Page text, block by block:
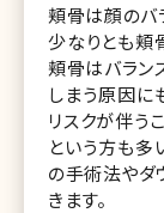
頬骨は顔のバ
少なりとも頬
頬骨はバラン
しまう原因に
リスクが伴う
という方も多
の手術法やダ
きます。